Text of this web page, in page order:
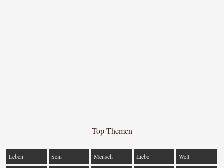
Top-Themen
Leben Sein Mensch Liebe Welt